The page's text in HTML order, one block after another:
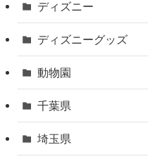
ディズニー
ディズニーグッズ
動物園
千葉県
埼玉県